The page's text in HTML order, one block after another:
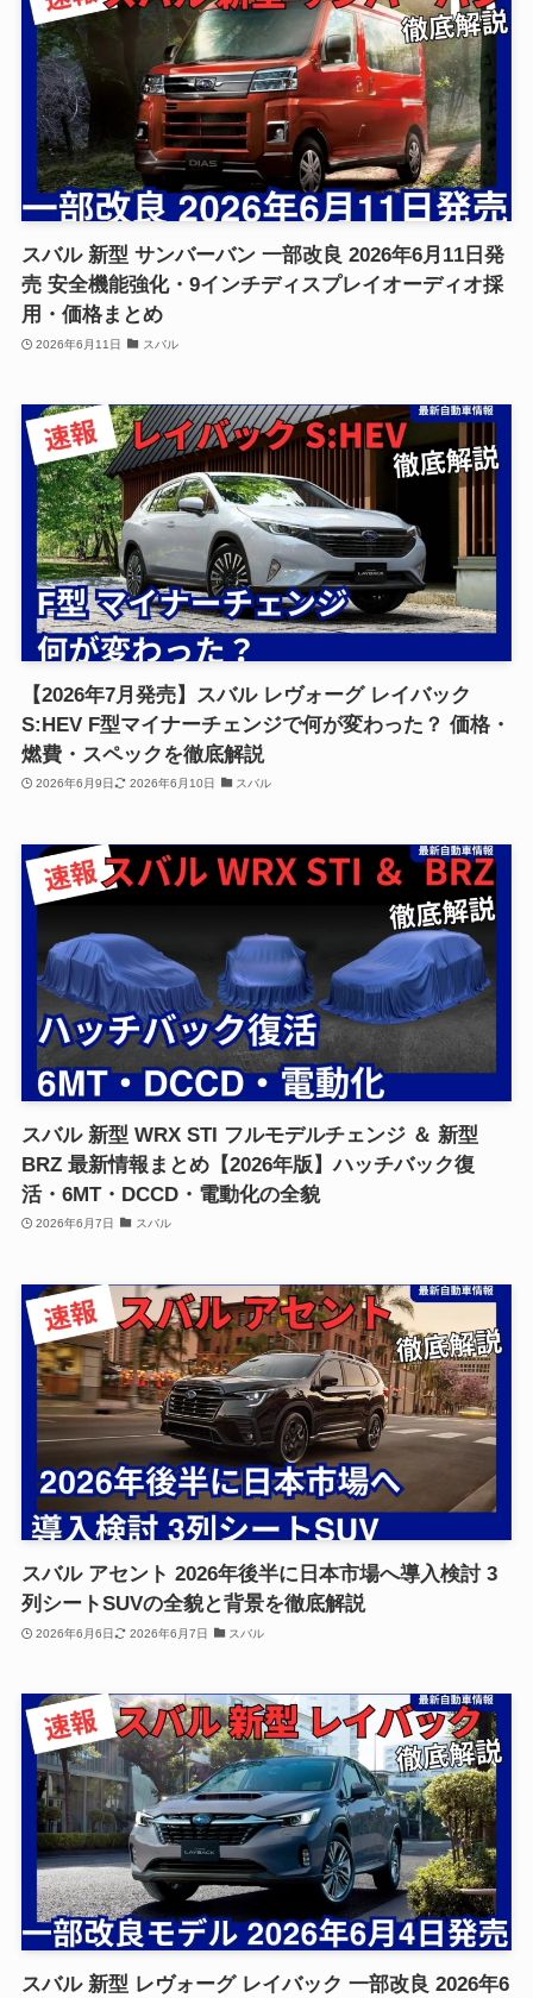
スバル 新型 サンバーバン 一部改良 2026年6月11日発
売 安全機能強化・9インチディスプレイオーディオ採
用・価格まとめ
2026年6月11日 スバル
【2026年7月発売】スバル レヴォーグ レイバック
S:HEV F型マイナーチェンジで何が変わった？ 価格・
燃費・スペックを徹底解説
2026年6月9日 2026年6月10日 スバル
スバル 新型 WRX STI フルモデルチェンジ ＆ 新型
BRZ 最新情報まとめ【2026年版】ハッチバック復
活・6MT・DCCD・電動化の全貌
2026年6月7日 スバル
スバル アセント 2026年後半に日本市場へ導入検討 3
列シートSUVの全貌と背景を徹底解説
2026年6月6日 2026年6月7日 スバル
スバル 新型 レヴォーグ レイバック 一部改良 2026年6